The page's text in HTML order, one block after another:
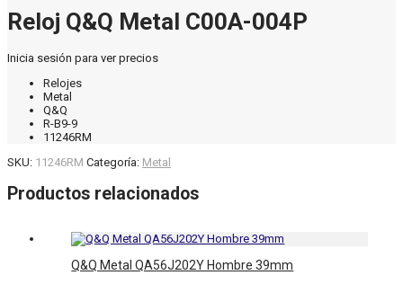
Reloj Q&Q Metal C00A-004P
Inicia sesión para ver precios
Relojes
Metal
Q&Q
R-B9-9
11246RM
SKU: 11246RM Categoría: Metal
Productos relacionados
Q&Q Metal QA56J202Y Hombre 39mm